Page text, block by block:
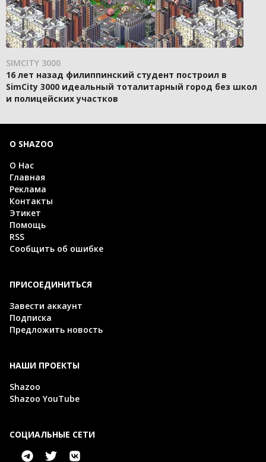
SIMCITY 3000
16 лет назад филиппинский студент построил в
SimCity 3000 идеальный тоталитарный город без школ
и полицейских участков
О SHAZOO
О Нас
Главная
Реклама
Контакты
Этикет
Помощь
RSS
Сообщить об ошибке
ПРИСОЕДИНИТЬСЯ
Завести аккаунт
Подписка
Предложить новость
НАШИ ПРОЕКТЫ
Shazoo
Shazoo YouTube
СОЦИАЛЬНЫЕ СЕТИ